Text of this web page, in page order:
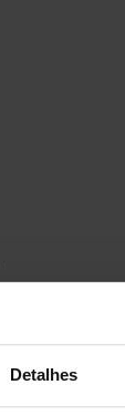
Detalhes